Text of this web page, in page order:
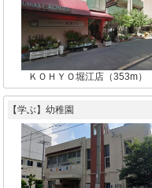
ＫＯＨＹＯ堀江店（353m）
【学ぶ】幼稚園